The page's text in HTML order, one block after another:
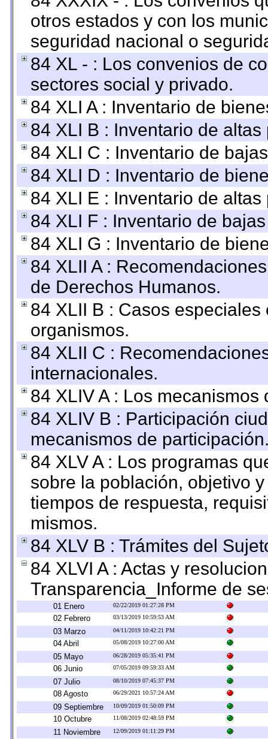
otros estados y con los
seguridad nacional o
84 XL - : Los convenios de
sectores social y privado.
84 XLI A : Inventario de
84 XLI B : Inventario de
84 XLI C : Inventario de
84 XLI D : Inventario de
84 XLI E : Inventario de
84 XLI F : Inventario de
84 XLI G : Inventario de
84 XLII A :
de Derechos Humanos.
84 XLII B : Casos
organismos.
84 XLII C :
internacionales.
84 XLIV A : Los
84 XLIV B : Participación
mecanismos de
84 XLV A : Los programas
sobre la población, objetivo
tiempos de respuesta,
mismos.
84 XLV B : Trámites del
84 XLVI A : Actas y
Transparencia_Informe de
01 Enero 02/22/2019 01:27:28 PM
02 Febrero 03/13/2019 10:59:53 AM
03 Marzo 04/11/2019 10:42:21 PM
04 Abril 05/08/2019 10:27:00 AM
05 Mayo 06/28/2019 05:35:41 PM
06 Junio 07/05/2019 09:59:33 AM
07 Julio 08/10/2019 07:45:37 PM
08 Agosto 06/29/2021 10:57:24 AM
09 Septiembre 10/09/2019 01:50:09 PM
10 Octubre 11/08/2019 02:48:59 PM
11 Noviembre 12/09/2019 01:11:29 PM